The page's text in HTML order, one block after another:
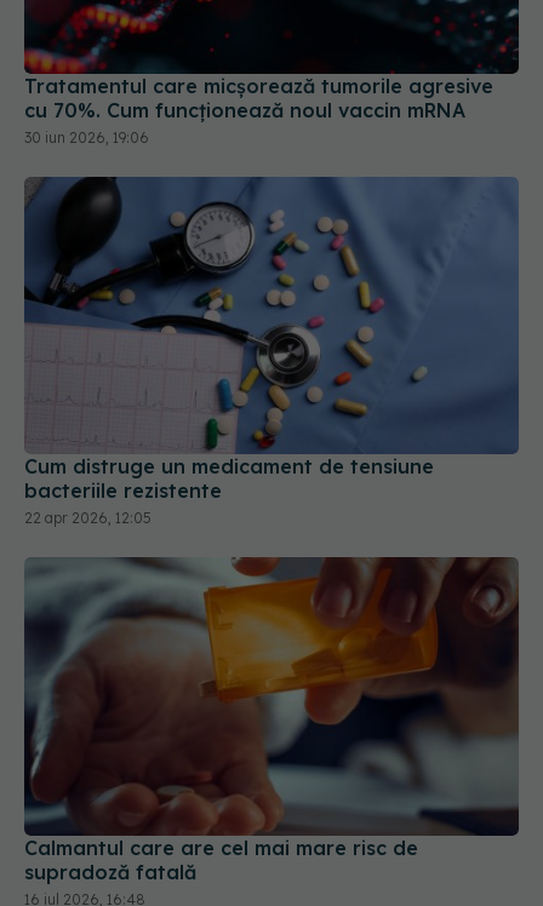
Tratamentul care micșorează tumorile agresive
cu 70%. Cum funcționează noul vaccin mRNA
30 iun 2026, 19:06
Cum distruge un medicament de tensiune
bacteriile rezistente
22 apr 2026, 12:05
Calmantul care are cel mai mare risc de
supradoză fatală
16 iul 2026, 16:48